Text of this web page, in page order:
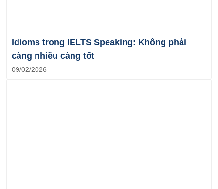
Idioms trong IELTS Speaking: Không phải
càng nhiều càng tốt
09/02/2026